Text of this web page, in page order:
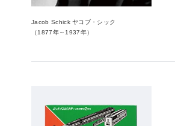
Jacob Schick ヤコブ・シック
（1877年～1937年）